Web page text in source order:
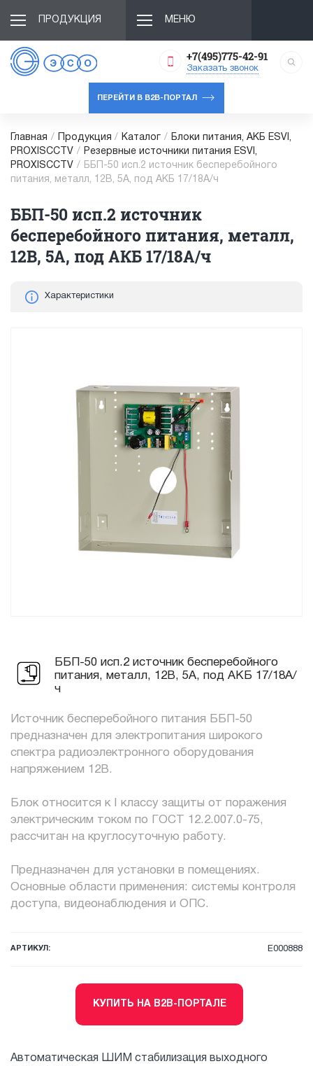
ПРОДУКЦИЯ МЕНЮ
+7(495)775-42-91
Заказать звонок
ПЕРЕЙТИ В B2B-ПОРТАЛ
Главная / Продукция / Каталог /
Блоки питания, АКБ ESVI,
PROXISCCTV /
Резервные источники питания ESVI,
PROXISCCTV /
ББП-50 исп.2 источник бесперебойного
питания, металл, 12В, 5А, под АКБ 17/18А/ч
ББП-50 исп.2 источник
бесперебойного питания, металл,
12В, 5А, под АКБ 17/18А/ч
Характеристики
ББП-50 исп.2 источник бесперебойного
питания, металл, 12В, 5А, под АКБ 17/18А/
ч
Источник бесперебойного питания ББП-50
предназначен для электропитания широкого
спектра радиоэлектронного оборудования
напряжением 12В.
Блок относится к I классу защиты от поражения
электрическим током по ГОСТ 12.2.007.0-75,
рассчитан на круглосуточную работу.
Предназначен для установки в помещениях.
Основные области применения: системы контроля
доступа, видеонаблюдения и ОПС.
АРТИКУЛ: E000888
КУПИТЬ НА B2B-ПОРТАЛЕ
Автоматическая ШИМ стабилизация выходного